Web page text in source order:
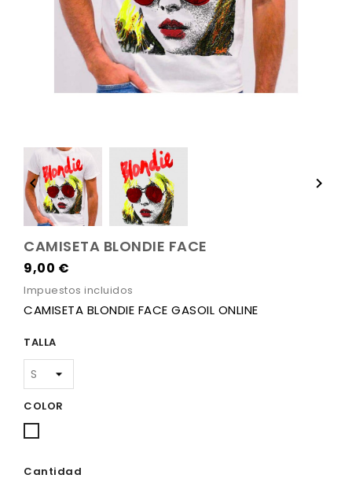
 
CAMISETA BLONDIE FACE
9,00 €
Impuestos incluidos
CAMISETA BLONDIE FACE GASOIL ONLINE
TALLA
COLOR
Cantidad